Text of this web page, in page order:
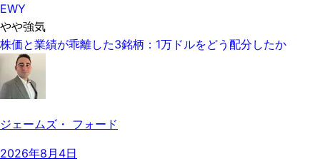
EWY
やや強気
株価と業績が乖離した3銘柄：1万ドルをどう配分したか
ジェームズ・ フォード
2026年8月4日